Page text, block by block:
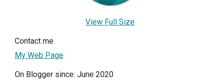
View Full Size
Contact me
My Web Page
On Blogger since: June 2020